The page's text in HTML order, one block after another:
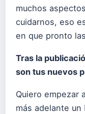
muchos
cuidarnos, eso
en que pronto
Tras la
son tus nuevos
Quiero empezar
más adelante un